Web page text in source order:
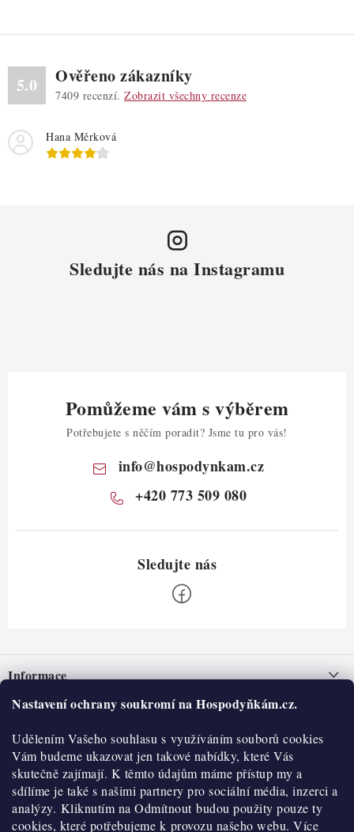
Nastavení ochrany soukromí na Hospodyňkám.cz.
Udělením Vašeho souhlasu s využíváním souborů cookies
Vám budeme ukazovat jen takové nabídky, které Vás
skutečně zajímají. K těmto údajům máme přístup my a
sdílíme je také s našimi partnery pro sociální média, inzerci a
analýzy. Kliknutím na Odmítnout budou použity pouze ty
cookies, které potřebujeme k provozu našeho webu. Více
5.0 Ověřeno zákazníky
7409 recenzí. Zobrazit všechny recenze
Hana Měrková
Sledujte nás na Instagramu
Pomůžeme vám s výběrem
Potřebujete s něčím poradit? Jsme tu pro vás!
info@hospodynkam.cz
+420 773 509 080
pInformace
Nepřevzetí zásilky na dobírku
Obchodní podmínky
Hodnocení obchodu
Blog
Moje objednávka
O nás
Historie
Kontakty
O nákupu
Reklamace a vratky
Výdejní místa